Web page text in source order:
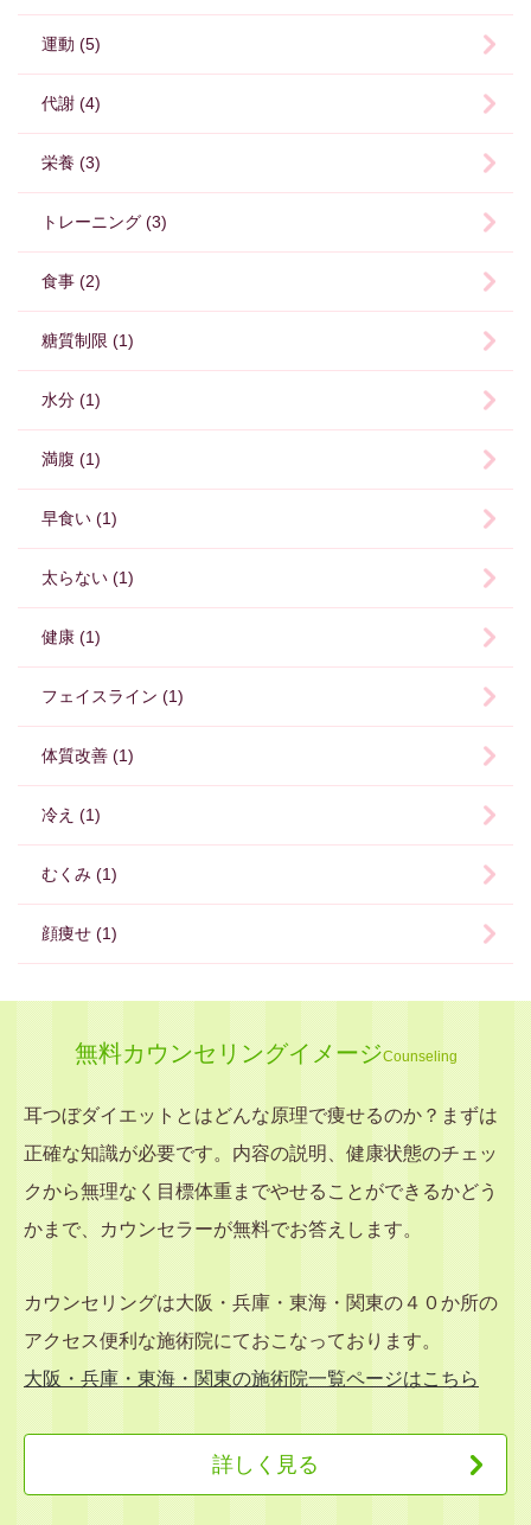
運動 (5)
代謝 (4)
栄養 (3)
トレーニング (3)
食事 (2)
糖質制限 (1)
水分 (1)
満腹 (1)
早食い (1)
太らない (1)
健康 (1)
フェイスライン (1)
体質改善 (1)
冷え (1)
むくみ (1)
顔痩せ (1)
無料カウンセリングイメージCounseling
耳つぼダイエットとはどんな原理で痩せるのか？まずは
正確な知識が必要です。内容の説明、健康状態のチェッ
クから無理なく目標体重までやせることができるかどう
かまで、カウンセラーが無料でお答えします。
カウンセリングは大阪・兵庫・東海・関東の４０か所の
アクセス便利な施術院にておこなっております。
大阪・兵庫・東海・関東の施術院一覧ページはこちら
詳しく見る